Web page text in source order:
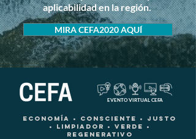
aplicabilidad en la región.
MIRA CEFA2020 AQUÍ
EVENTO VIRTUAL CEFA
economía • Consciente • JUSTO
• Limpiador • Verde •
Regenerativo